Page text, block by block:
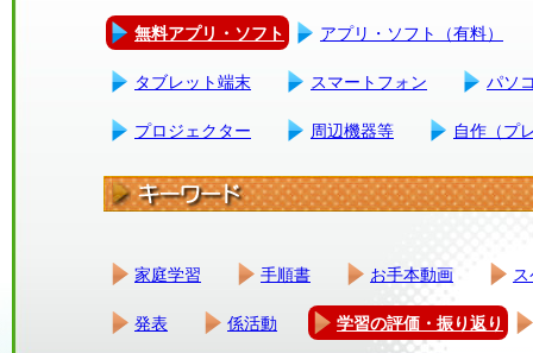
無料アプリ・ソフト アプリ・ソフト（有料）
タブレット端末 スマートフォン パソ
プロジェクター 周辺機器等 自作（プ
家庭学習 手順書 お手本動画
発表 係活動 学習の評価・振り返り